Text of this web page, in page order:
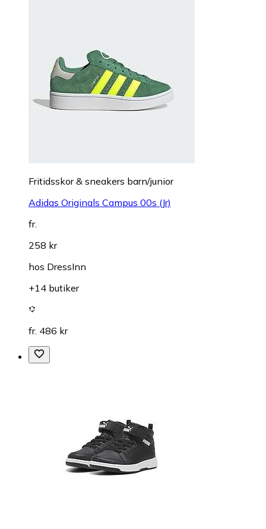
Fritidsskor & sneakers barn/junior
Adidas Originals Campus 00s (Jr)
fr.
258 kr
hos DressInn
+14 butiker
fr. 486 kr